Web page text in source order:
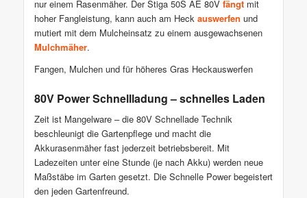
nur einem Rasenmäher. Der Stiga 50S AE 80V fängtmit
hoher Fangleistung, kann auch am Heck auswerfen und
mutiert mit dem Mulcheinsatz zu einem ausgewachsenen
Mulchmäher.
Fangen, Mulchen und für höheres Gras Heckauswerfen
80V Power Schnellladung – schnelles Laden
Zeit ist Mangelware – die 80V Schnellade Technik
beschleunigt die Gartenpflege und macht die
Akkurasenmäher fast jederzeit betriebsbereit. Mit
Ladezeiten unter eine Stunde (je nach Akku) werden neue
Maßstäbe im Garten gesetzt. Die Schnelle Power begeistert
den jeden Gartenfreund.